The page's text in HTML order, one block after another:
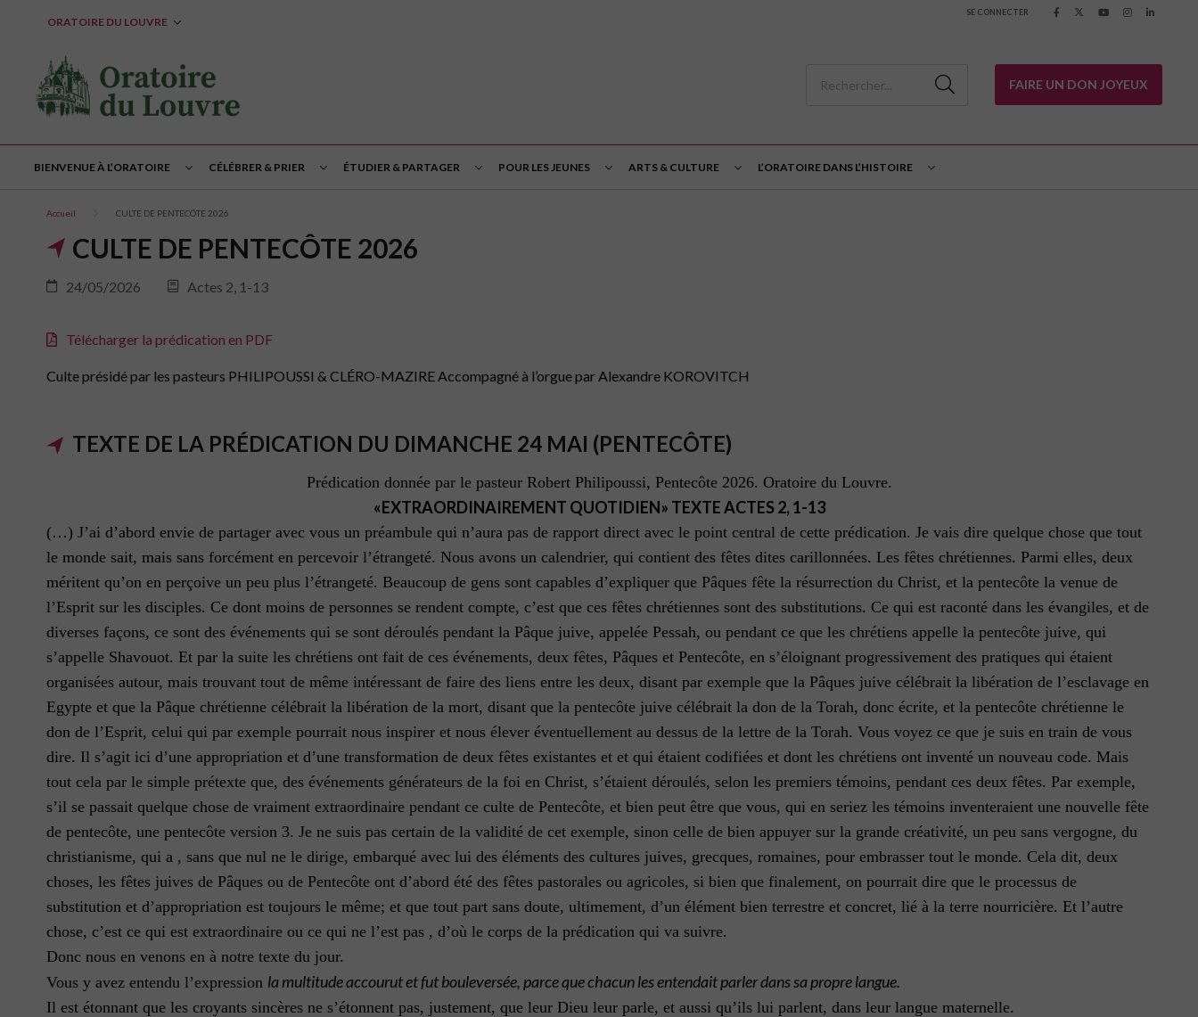
ORATOIRE DU LOUVRE
SE CONNECTER
FAIRE UN DON JOYEUX
BIENVENUE À L’ORATOIRE CÉLÉBRER & PRIER ÉTUDIER & PARTAGER POUR LES JEUNES ARTS & CULTURE L’ORATOIRE DANS L’HISTOIRE
Accueil CULTE DE PENTECÔTE 2026
CULTE DE PENTECÔTE 2026
24/05/2026 Actes 2, 1-13
Télécharger la prédication en PDF
Culte présidé par les pasteurs PHILIPOUSSI & CLÉRO-MAZIRE Accompagné à l’orgue par Alexandre KOROVITCH
TEXTE DE LA PRÉDICATION DU DIMANCHE 24 MAI (PENTECÔTE)
Prédication donnée par le pasteur Robert Philipoussi, Pentecôte 2026. Oratoire du Louvre.
«EXTRAORDINAIREMENT QUOTIDIEN» TEXTE ACTES 2, 1-13
(…) J’ai d’abord envie de partager avec vous un préambule qui n’aura pas de rapport direct avec le point central de cette prédication. Je vais dire quelque chose que tout
le monde sait, mais sans forcément en percevoir l’étrangeté. Nous avons un calendrier, qui contient des fêtes dites carillonnées. Les fêtes chrétiennes. Parmi elles, deux
méritent qu’on en perçoive un peu plus l’étrangeté. Beaucoup de gens sont capables d’expliquer que Pâques fête la résurrection du Christ, et la pentecôte la venue de
l’Esprit sur les disciples. Ce dont moins de personnes se rendent compte, c’est que ces fêtes chrétiennes sont des substitutions. Ce qui est raconté dans les évangiles, et de
diverses façons, ce sont des événements qui se sont déroulés pendant la Pâque juive, appelée Pessah, ou pendant ce que les chrétiens appelle la pentecôte juive, qui
s’appelle Shavouot. Et par la suite les chrétiens ont fait de ces événements, deux fêtes, Pâques et Pentecôte, en s’éloignant progressivement des pratiques qui étaient
organisées autour, mais trouvant tout de même intéressant de faire des liens entre les deux, disant par exemple que la Pâques juive célébrait la libération de l’esclavage en
Egypte et que la Pâque chrétienne célébrait la libération de la mort, disant que la pentecôte juive célébrait la don de la Torah, donc écrite, et la pentecôte chrétienne le
don de l’Esprit, celui qui par exemple pourrait nous inspirer et nous élever éventuellement au dessus de la lettre de la Torah. Vous voyez ce que je suis en train de vous
dire. Il s’agit ici d’une appropriation et d’une transformation de deux fêtes existantes et et qui étaient codifiées et dont les chrétiens ont inventé un nouveau code. Mais
tout cela par le simple prétexte que, des événements générateurs de la foi en Christ, s’étaient déroulés, selon les premiers témoins, pendant ces deux fêtes. Par exemple,
s’il se passait quelque chose de vraiment extraordinaire pendant ce culte de Pentecôte, et bien peut être que vous, qui en seriez les témoins inventeraient une nouvelle fête
de pentecôte, une pentecôte version 3. Je ne suis pas certain de la validité de cet exemple, sinon celle de bien appuyer sur la grande créativité, un peu sans vergogne, du
christianisme, qui a , sans que nul ne le dirige, embarqué avec lui des éléments des cultures juives, grecques, romaines, pour embrasser tout le monde. Cela dit, deux
choses, les fêtes juives de Pâques ou de Pentecôte ont d’abord été des fêtes pastorales ou agricoles, si bien que finalement, on pourrait dire que le processus de
substitution et d’appropriation est toujours le même; et que tout part sans doute, ultimement, d’un élément bien terrestre et concret, lié à la terre nourricière. Et l’autre
chose, c’est ce qui est extraordinaire ou ce qui ne l’est pas , d’où le corps de la prédication qui va suivre.
Donc nous en venons en à notre texte du jour.
Vous y avez entendu l’expression la multitude accourut et fut bouleversée, parce que chacun les entendait parler dans sa propre langue.
Il est étonnant que les croyants sincères ne s’étonnent pas, justement, que leur Dieu leur parle, et aussi qu’ils lui parlent, dans leur langue maternelle.